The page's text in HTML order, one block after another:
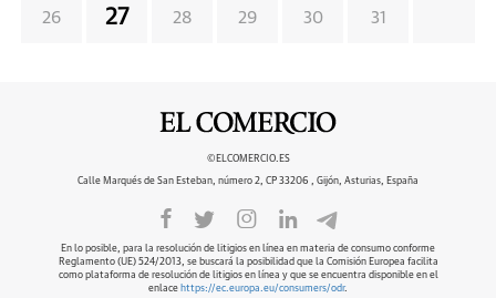
26 27 28 29 30 31
©ELCOMERCIO.ES
Calle Marqués de San Esteban, número 2, CP 33206 , Gijón, Asturias, España
En lo posible, para la resolución de litigios en línea en materia de consumo conforme
Reglamento (UE) 524/2013, se buscará la posibilidad que la Comisión Europea facilita
como plataforma de resolución de litigios en línea y que se encuentra disponible en el
enlace https://ec.europa.eu/consumers/odr.